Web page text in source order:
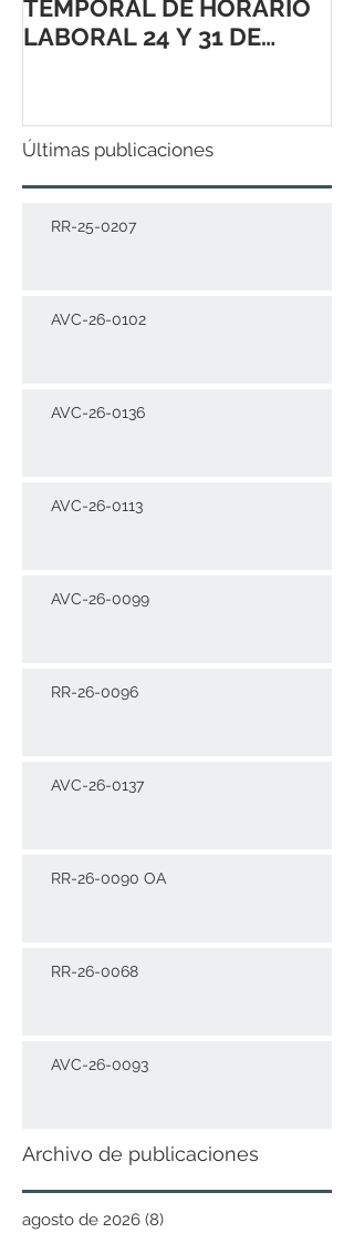
TEMPORAL DE HORARIO
LABORAL 24 Y 31 DE
Últimas publicaciones
RR-25-0207
AVC-26-0102
AVC-26-0136
AVC-26-0113
AVC-26-0099
RR-26-0096
AVC-26-0137
RR-26-0090 OA
RR-26-0068
AVC-26-0093
Archivo de publicaciones
agosto de 2026 (8)